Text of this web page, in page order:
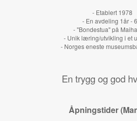
- Etablert 1978
- En avdeling 1år -
- "Bondestua" på
- Unik læring/utvikling i et
- Norges eneste
En trygg og god
Åpningstider